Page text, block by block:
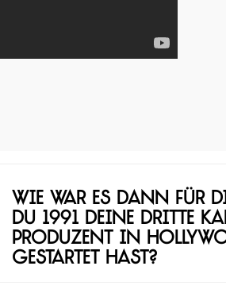
Wie war es dann für
du 1991 deine dritte
Produzent in
gestartet hast?